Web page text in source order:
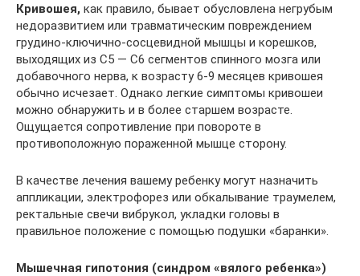
Кривошея, как правило, бывает обусловлена негрубым
недоразвитием или травматическим повреждением
грудино-ключично-сосцевидной мышцы и корешков,
выходящих из С5 — С6 сегментов спинного мозга или
добавочного нерва, к возрасту 6-9 месяцев кривошея
обычно исчезает. Однако легкие симптомы кривошеи
можно обнаружить и в более старшем возрасте.
Ощущается сопротивление при повороте в
противоположную пораженной мышце сторону.
В качестве лечения вашему ребенку могут назначить
аппликации, электрофорез или обкалывание траумелем,
ректальные свечи вибрукол, укладки головы в
правильное положение с помощью подушки «баранки».
Мышечная гипотония (синдром «вялого ребенка»)